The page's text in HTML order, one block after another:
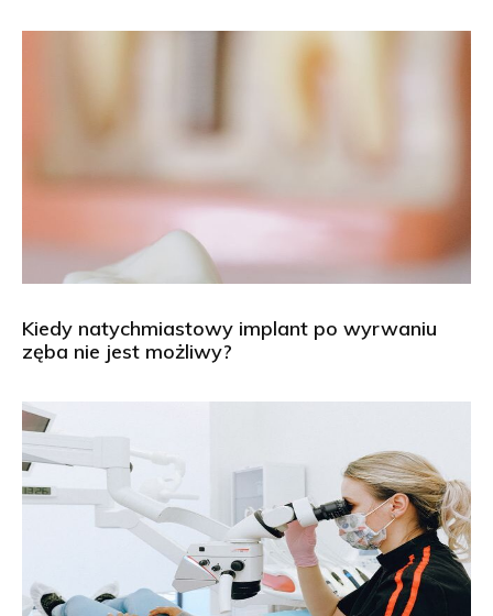
Kiedy natychmiastowy implant po wyrwaniu
zęba nie jest możliwy?